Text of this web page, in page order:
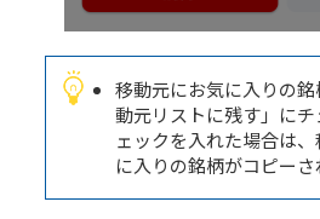
移動元にお気に入りの
動元リストに残す」に
ェックを入れた場合は
に入りの銘柄がコピーさ